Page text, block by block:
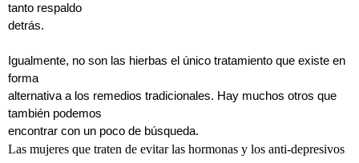
tanto respaldo
detrás.
Igualmente, no son las hierbas el único tratamiento que existe en
forma
alternativa a los remedios tradicionales. Hay muchos otros que
también podemos
encontrar con un poco de búsqueda.
Las mujeres que traten de evitar las hormonas y los anti-depresivos